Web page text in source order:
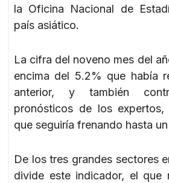
la Oficina Nacional de
país asiático.
La cifra del noveno mes del
encima del 5.2% que había
anterior, y también
pronósticos de los expertos,
que seguiría frenando hasta
De los tres grandes sectores
divide este indicador, el que